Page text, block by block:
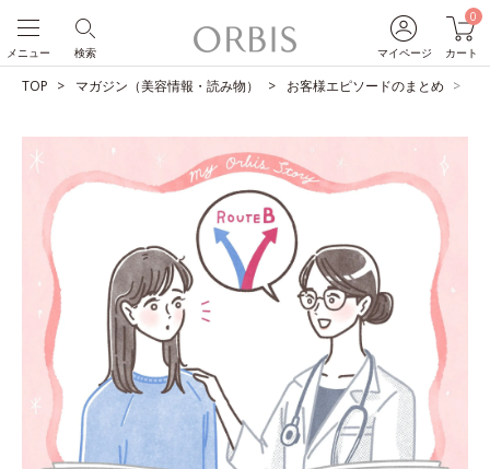
マイページ
0
カート
検索
メニュー
TOP マガジン（美容情報・読み物） お客様エピソードのまとめ